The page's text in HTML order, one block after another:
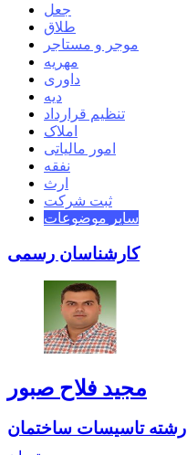
جعل
طلاق
موجر و مستاجر
مهریه
داوری
دیه
تنظیم قرارداد
املاک
امور مالیاتی
نفقه
ارث
ثبت شرکت
سایر موضوعات
کارشناسان رسمی
مجید فلاح صبور
رشته تاسیسات ساختمان